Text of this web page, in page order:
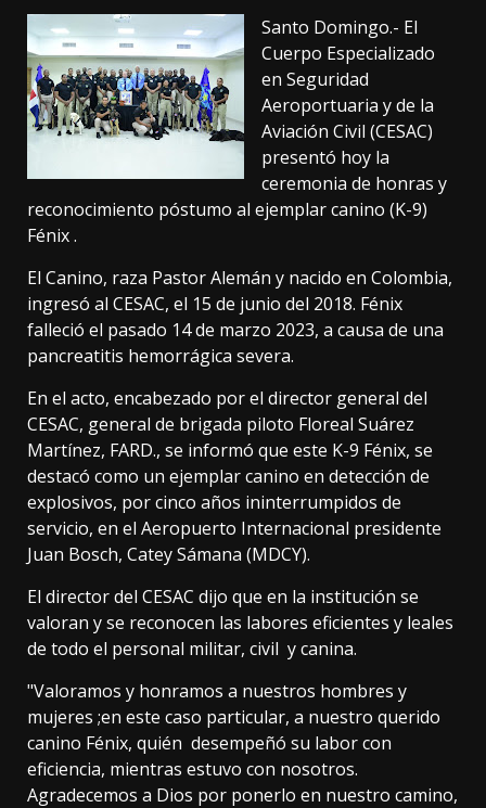
Santo Domingo.- El
Cuerpo Especializado
en Seguridad
Aeroportuaria y de la
Aviación Civil (CESAC)
presentó hoy la
ceremonia de honras y
reconocimiento póstumo al ejemplar canino (K-9)
Fénix .
El Canino, raza Pastor Alemán y nacido en Colombia,
ingresó al CESAC, el 15 de junio del 2018. Fénix
falleció el pasado 14 de marzo 2023, a causa de una
pancreatitis hemorrágica severa.
En el acto, encabezado por el director general del
CESAC, general de brigada piloto Floreal Suárez
Martínez, FARD., se informó que este K-9 Fénix, se
destacó como un ejemplar canino en detección de
explosivos, por cinco años ininterrumpidos de
servicio, en el Aeropuerto Internacional presidente
Juan Bosch, Catey Sámana (MDCY).
El director del CESAC dijo que en la institución se
valoran y se reconocen las labores eficientes y leales
de todo el personal militar, civil y canina.
"Valoramos y honramos a nuestros hombres y
mujeres ;en este caso particular, a nuestro querido
canino Fénix, quién desempeñó su labor con
eficiencia, mientras estuvo con nosotros.
Agradecemos a Dios por ponerlo en nuestro camino,